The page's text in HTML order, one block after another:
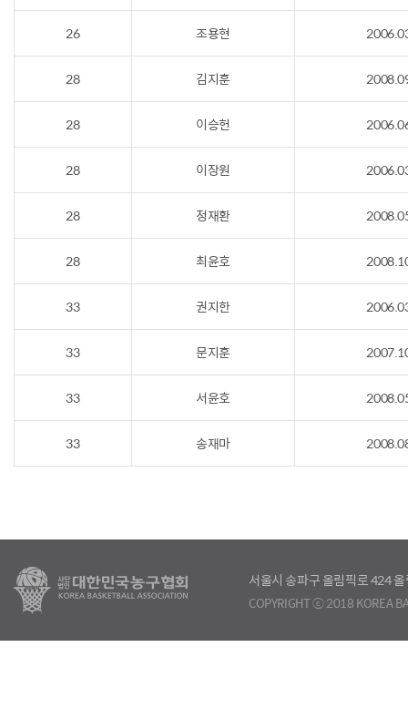
26 조용현
28 김지훈
28 이승헌
28 이장원
28 정재환
28 최윤호
33 권지한
33 문지훈
33 서윤호
33 송재마
서울시 송파구 올림픽로 424
COPYRIGHT ⓒ 2018 KOREA